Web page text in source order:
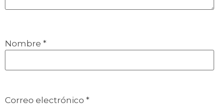
Nombre *
Correo electrónico *